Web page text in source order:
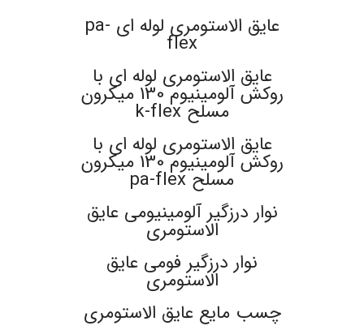
عایق الاستومری لوله ای pa-
flex
عایق الاستومری لوله ای با
روکش آلومینیوم 130 میکرون
مسلح k-flex
عایق الاستومری لوله ای با
روکش آلومینیوم 130 میکرون
مسلح pa-flex
نوار درزگیر آلومینیومی عایق
الاستومری
نوار درزگیر فومی عایق
الاستومری
چسب مایع عایق الاستومری